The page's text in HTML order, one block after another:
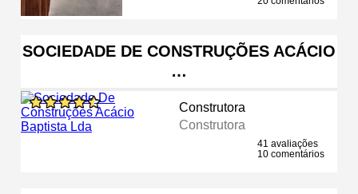
SOCIEDADE DE CONSTRUÇÕES ACÁCIO
…
Construtora
Construtora
41 avaliações
10 comentários